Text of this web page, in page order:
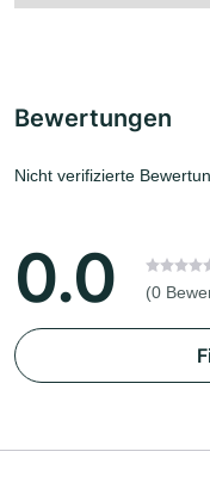
Bewertungen
Nicht verifizierte
0.0 (0